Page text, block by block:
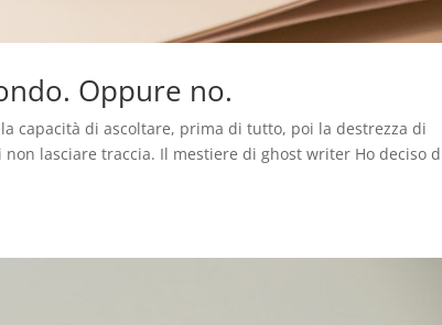
Oppure no.
capacità di ascoltare, prima di tutto, poi la destrezza di
lasciare traccia. Il mestiere di ghost writer Ho deciso